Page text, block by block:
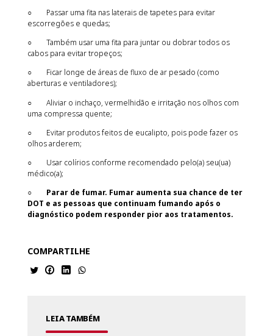
○ Passar uma fita nas laterais de tapetes para evitar
escorregões e quedas;
○ Também usar uma fita para juntar ou dobrar todos os
cabos para evitar tropeços;
○ Ficar longe de áreas de fluxo de ar pesado (como
aberturas e ventiladores);
○ Aliviar o inchaço, vermelhidão e irritação nos olhos com
uma compressa quente;
○ Evitar produtos feitos de eucalipto, pois pode fazer os
olhos arderem;
○ Usar colírios conforme recomendado pelo(a) seu(ua)
médico(a);
○ Parar de fumar. Fumar aumenta sua chance de ter
DOT e as pessoas que continuam fumando após o
diagnóstico podem responder pior aos tratamentos.
COMPARTILHE
LEIA TAMBÉM